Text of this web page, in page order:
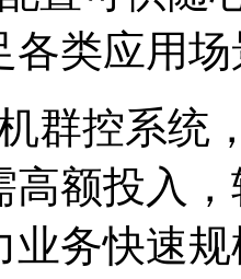
各类应用
群控系统
高额投入
业务快速